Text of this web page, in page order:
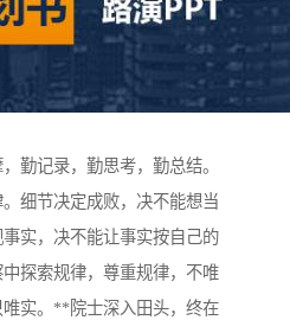
勤记录，勤思考，勤总结。
细节决定成败，决不能想当
实，决不能让事实按自己的
探索规律，尊重规律，不唯
唯实。**院士深入田头，终在